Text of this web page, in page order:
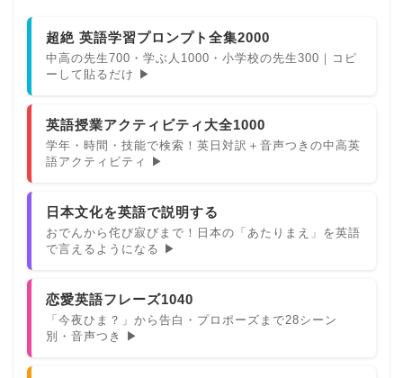
超絶 英語学習プロンプト全集2000
中高の先生700・学ぶ人1000・小学校の先生300｜コピ
ーして貼るだけ ▶
英語授業アクティビティ大全1000
学年・時間・技能で検索！英日対訳＋音声つきの中高英
語アクティビティ ▶
日本文化を英語で説明する
おでんから侘び寂びまで！日本の「あたりまえ」を英語
で言えるようになる ▶
恋愛英語フレーズ1040
「今夜ひま？」から告白・プロポーズまで28シーン
別・音声つき ▶